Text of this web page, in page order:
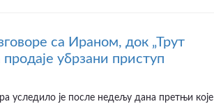
са Ираном, док „Трут
убрзани приступ
уследило је после недељу дана претњи које